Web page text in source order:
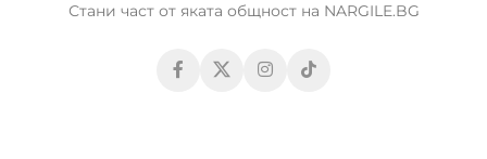
Стани част от яката общност на NARGILE.BG